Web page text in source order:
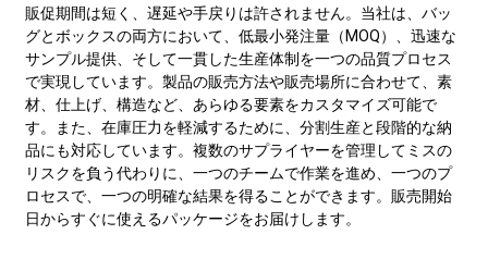
販促期間は短く、遅延や手戻りは許されません。当社は、バッ
グとボックスの両方において、低最小発注量（MOQ）、迅速な
サンプル提供、そして一貫した生産体制を一つの品質プロセス
で実現しています。製品の販売方法や販売場所に合わせて、素
材、仕上げ、構造など、あらゆる要素をカスタマイズ可能で
す。また、在庫圧力を軽減するために、分割生産と段階的な納
品にも対応しています。複数のサプライヤーを管理してミスの
リスクを負う代わりに、一つのチームで作業を進め、一つのプ
ロセスで、一つの明確な結果を得ることができます。販売開始
日からすぐに使えるパッケージをお届けします。